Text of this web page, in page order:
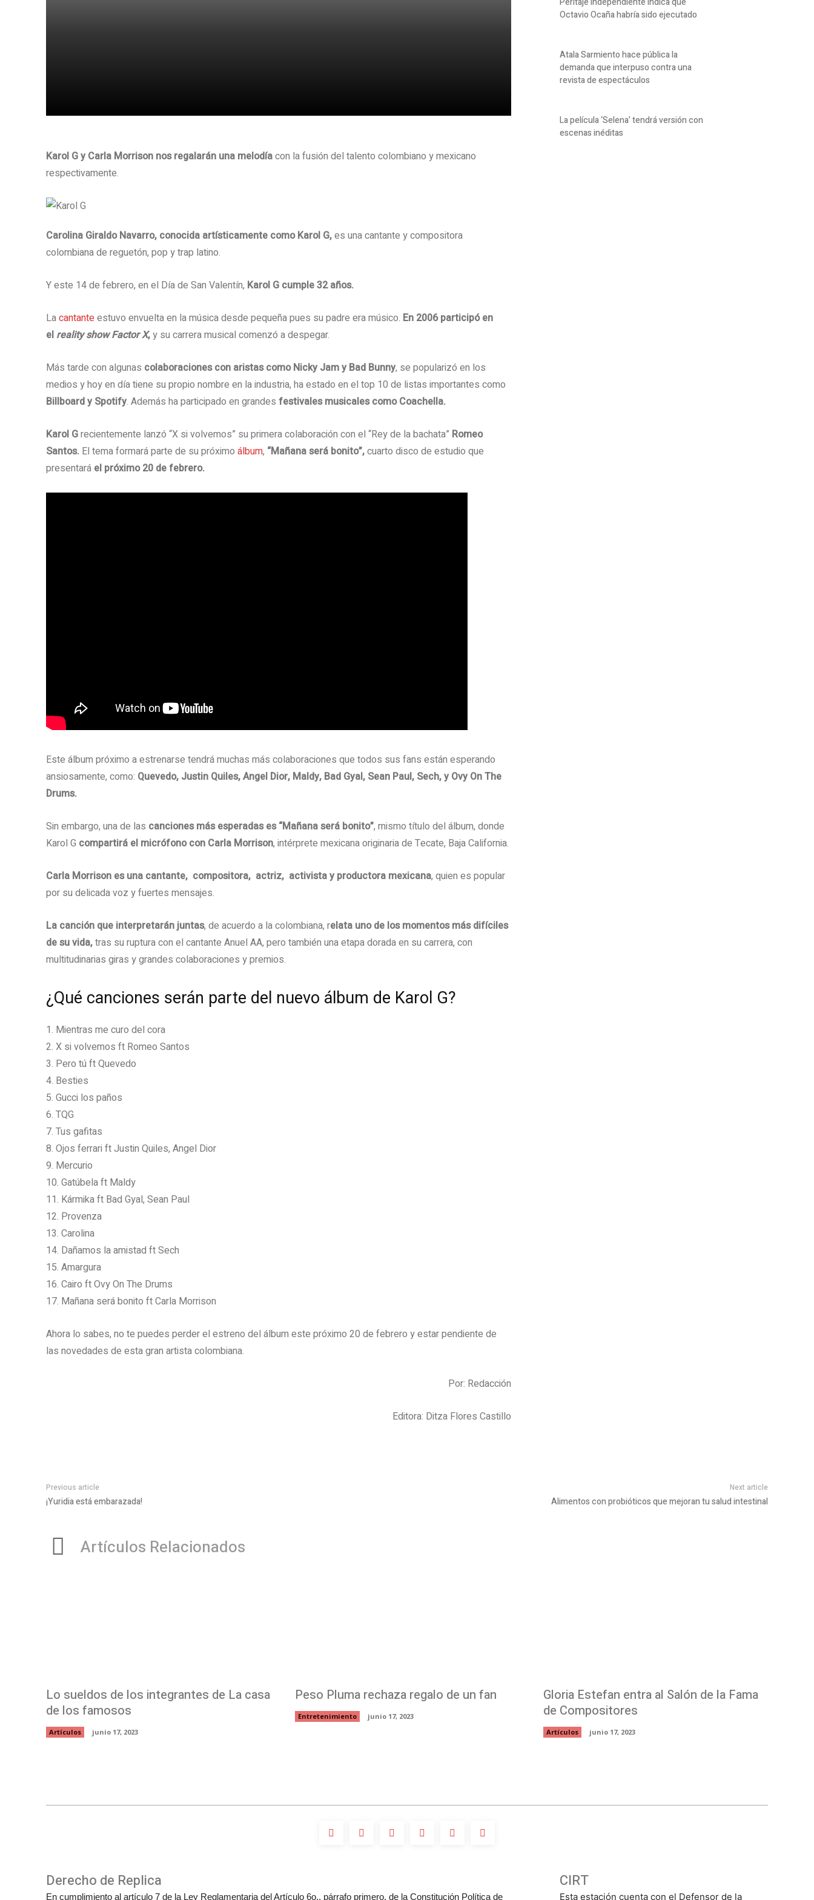
Karol G y Carla Morrison nos regalarán una melodíacon la fusión del talento colombiano y mexicano
respectivamente.
Carolina Giraldo Navarro, conocida artísticamente como Karol G,es una cantante y compositora
colombiana de reguetón, pop y trap latino.
Y este 14 de febrero, en el Día de San Valentín, Karol G cumple 32 años.
Lacantanteestuvo envuelta en la música desde pequeña pues su padre era músico. En 2006 participó en
el reality show Factor X,y su carrera musical comenzó a despegar.
Más tarde con algunas colaboraciones con aristas como Nicky Jam y Bad Bunny, se popularizó en los
medios y hoy en día tiene su propio nombre en la industria, ha estado en el top 10 de listas importantes como
Billboard y Spotify. Además ha participado en grandes festivales musicales como Coachella.
Karol Grecientemente lanzó “X si volvemos” su primera colaboración con el “Rey de la bachata” Romeo
Santos. El tema formará parte de su próximo álbum, “Mañana será bonito”,cuarto disco de estudio que
presentará el próximo 20 de febrero.
Este álbum próximo a estrenarse tendrá muchas más colaboraciones que todos sus fans están esperando
ansiosamente, como: Quevedo, Justin Quiles, Angel Dior, Maldy, Bad Gyal, Sean Paul, Sech, y Ovy On The
Drums.
Sin embargo, una de las canciones más esperadas es “Mañana será bonito”, mismo título del álbum, donde
Karol G compartirá el micrófono con Carla Morrison, intérprete mexicana originaria de Tecate, Baja California.
Carla Morrison es una cantante, ​ compositora, ​ actriz, ​ activista​ y productora​ mexicana, quien es popular
por su delicada voz y fuertes mensajes.
La canción que interpretarán juntas, de acuerdo a la colombiana, relata uno de los momentos más difíciles
de su vida,tras su ruptura con el cantante Anuel AA, pero también una etapa dorada en su carrera, con
multitudinarias giras y grandes colaboraciones y premios.
¿Qué canciones serán parte del nuevo álbum de Karol G?
1. Mientras me curo del cora
2. X si volvemos ft Romeo Santos
3. Pero tú ft Quevedo
4. Besties
5. Gucci los paños
6. TQG
7. Tus gafitas
8. Ojos ferrari ft Justin Quiles, Angel Dior
9. Mercurio
10. Gatúbela ft Maldy
11. Kármika ft Bad Gyal, Sean Paul
12. Provenza
13. Carolina
14. Dañamos la amistad ft Sech
15. Amargura
16. Cairo ft Ovy On The Drums
17. Mañana será bonito ft Carla Morrison
Ahora lo sabes, no te puedes perder el estreno del álbum este próximo 20 de febrero y estar pendiente de
las novedades de esta gran artista colombiana.
Por: Redacción
Editora: Ditza Flores Castillo
Octavio Ocaña habría sido ejecutado
Atala Sarmiento hace pública la
demanda que interpuso contra una
revista de espectáculos
La película ‘Selena’ tendrá versión con
escenas inéditas
Previous article
¡Yuridia está embarazada!
Next article
Alimentos con probióticos que mejoran tu salud intestinal
Artículos Relacionados
Lo sueldos de los integrantes de La casa
de los famosos
Artículos junio 17, 2023
Peso Pluma rechaza regalo de un fan
Entretenimiento junio 17, 2023
Gloria Estefan entra al Salón de la Fama
de Compositores
Artículos junio 17, 2023
Derecho de Replica
En cumplimiento al artículo 7 de la Ley Reglamentaria del Artículo 6o., párrafo primero, de la Constitución Política de
CIRT
Esta estación cuenta con el Defensor de la